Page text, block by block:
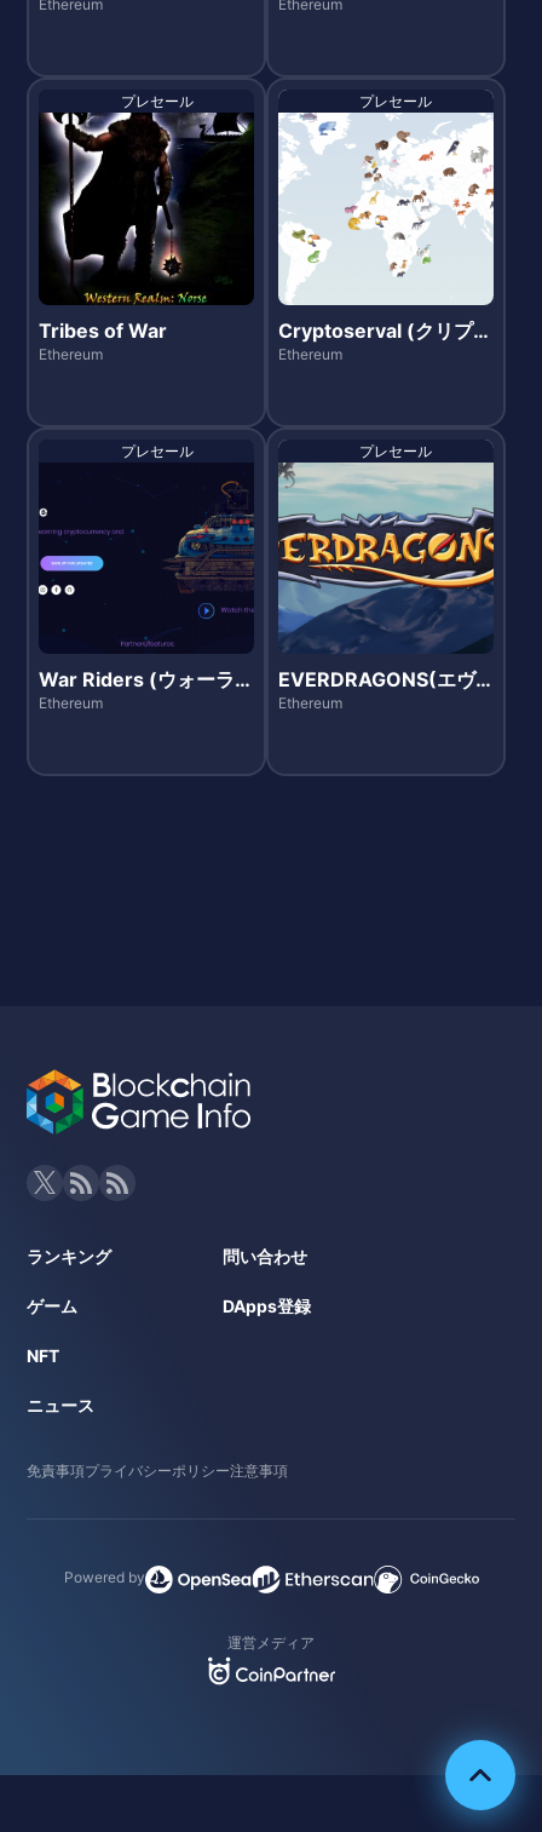
Ethereum Ethereum
プレセール
Tribes of War
Ethereum
プレセール
Cryptoserval (クリプト
サーバル)
Ethereum
プレセール
War Riders (ウォーラ
イダーズ)
Ethereum
プレセール
EVERDRAGONS(エヴ
ァードラゴンズ)
Ethereum
ランキング
ゲーム
NFT
ニュース
問い合わせ
DApps登録
免責事項プライバシーポリシー注意事項
Powered by
運営メディア